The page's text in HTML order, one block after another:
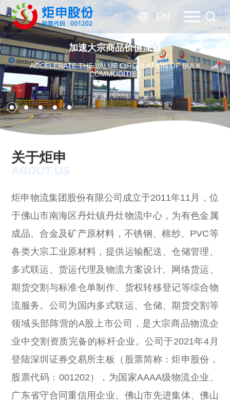
EN
加速大宗商品价值流通
ACCELERATE THE VALUE CIRCULATION OF BULK
COMMODITIES
关于炬申
ABOUT US
炬申物流集团股份有限公司成立于2011年11月，位
于佛山市南海区丹灶镇丹灶物流中心，为有色金属
成品、合金及矿产原材料，不锈钢、棉纱、PVC等
各类大宗工业原材料，提供运输配送、仓储管理、
多式联运、货运代理及物流方案设计、网络货运、
期货交割与标准仓单制作、货权转移登记等综合物
流服务。公司为国内多式联运、仓储、期货交割等
领域头部阵营的A股上市公司，是大宗商品物流企
业中交割资质完备的标杆企业。公司于2021年4月
登陆深圳证券交易所主板（股票简称：炬申股份，
股票代码：001202），为国家AAAA级物流企业、
广东省守合同重信用企业、佛山市先进集体、佛山